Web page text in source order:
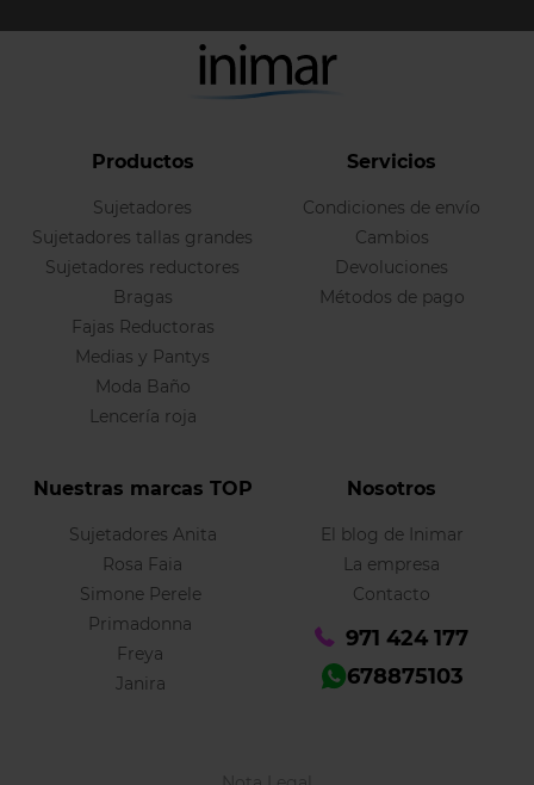
Productos
Sujetadores
Sujetadores tallas grandes
Sujetadores reductores
Bragas
Fajas Reductoras
Medias y Pantys
Moda Baño
Lencería roja
Servicios
Condiciones de envío
Cambios
Devoluciones
Métodos de pago
Nuestras marcas TOP
Sujetadores Anita
Rosa Faia
Simone Perele
Primadonna
Freya
Janira
Nosotros
El blog de Inimar
La empresa
Contacto
971 424 177
678875103